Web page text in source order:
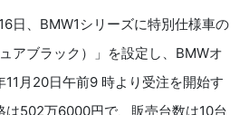
日、BMW1シリーズに特別仕様車の
アブラック）」を設定し、BMWオ
11月20日午前9 時より受注を開始す
は502万6000円で、販売台数は10台